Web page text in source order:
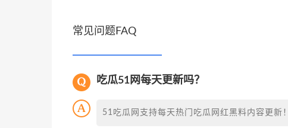
常见问题FAQ
吃瓜51网每天更新吗？
51吃瓜网支持每天热门吃瓜网红黑料内容更新！